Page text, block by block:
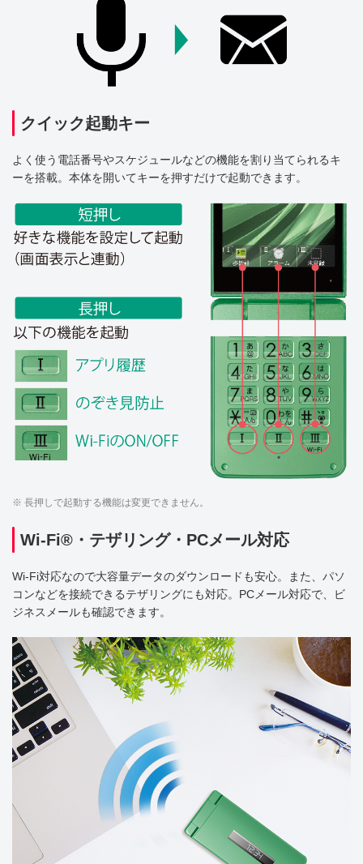
クイック起動キー
よく使う電話番号やスケジュールなどの機能を割り当てられるキ
ーを搭載。本体を開いてキーを押すだけで起動できます。
※ 長押しで起動する機能は変更できません。
Wi-Fi®・テザリング・PCメール対応
Wi-Fi対応なので大容量データのダウンロードも安心。また、パソ
コンなどを接続できるテザリングにも対応。PCメール対応で、ビ
ジネスメールも確認できます。